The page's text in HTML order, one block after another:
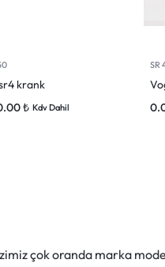
krank
₺ Kdv Dahil
SR
çok oranda marka